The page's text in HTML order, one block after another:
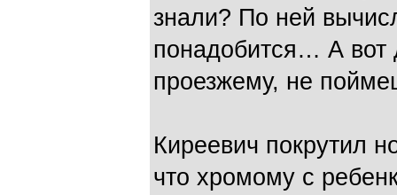
знали? По ней
понадобится… А вот
проезжему, не
Киреевич покрутил
что хромому с